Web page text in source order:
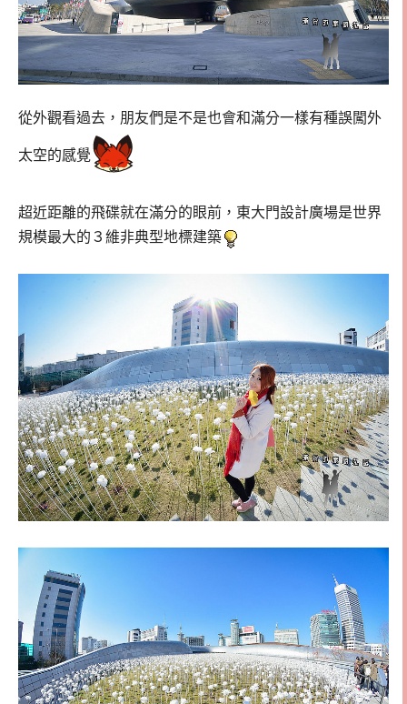
從外觀看過去，朋友們是不是也會和滿分一樣有種誤闖外
太空的感覺
超近距離的飛碟就在滿分的眼前，東大門設計廣場是世界
規模最大的３維非典型地標建築